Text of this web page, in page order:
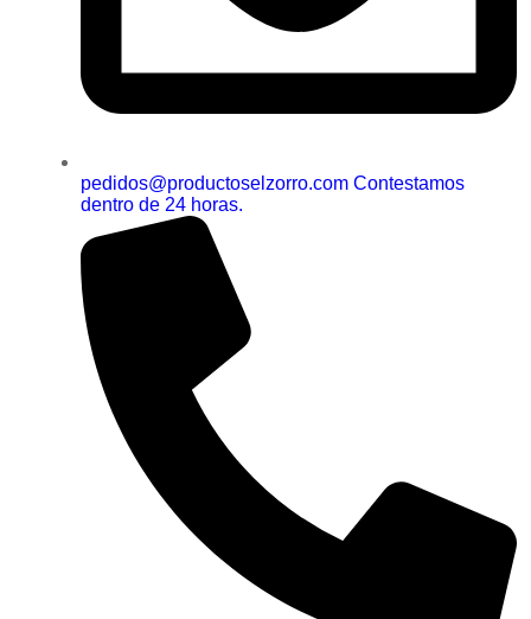
pedidos@productoselzorro.com Contestamos
dentro de 24 horas.